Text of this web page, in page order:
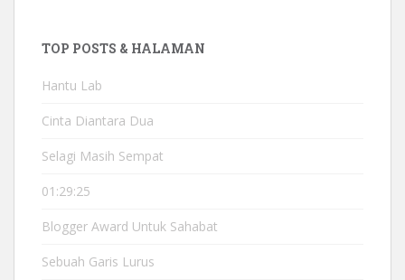
TOP POSTS & HALAMAN
Hantu Lab
Cinta Diantara Dua
Selagi Masih Sempat
01:29:25
Blogger Award Untuk Sahabat
Sebuah Garis Lurus